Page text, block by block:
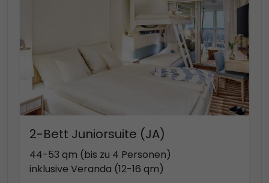
2-Bett Juniorsuite (JA)
44-53 qm (bis zu 4 Personen)
inklusive Veranda (12-16 qm)